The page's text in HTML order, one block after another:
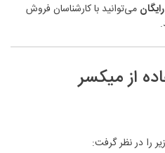
می‌توانید با کارشناسان فروش
از میکسر
را در نظر گرفت: